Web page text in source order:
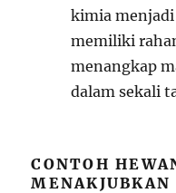
kimia
memiliki
menangkap
dalam sekali
CONTOH
MENAKJUBKAN